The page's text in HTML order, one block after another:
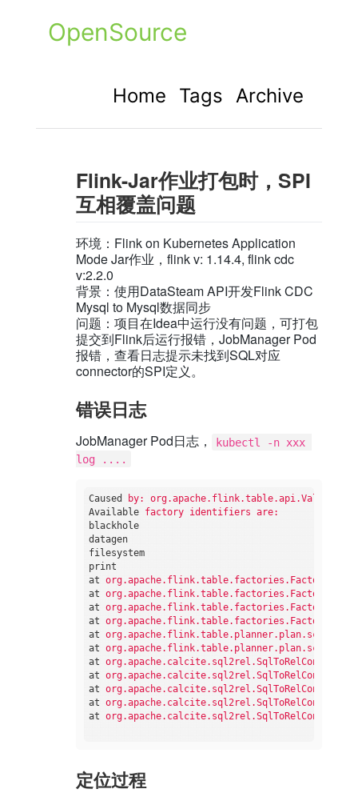
OpenSource
Home Tags Archive
Flink-Jar作业打包时，SPI
互相覆盖问题
环境：Flink on Kubernetes Application
Mode Jar作业，flink v: 1.14.4, flink cdc
v:2.2.0
背景：使用DataSteam API开发Flink CDC
Mysql to Mysql数据同步
问题：项目在Idea中运行没有问题，可打包
提交到Flink后运行报错，JobManager Pod
报错，查看日志提示未找到SQL对应
connector的SPI定义。
错误日志
JobManager Pod日志，
kubectl -n xxx
log ....
Caused
by:
Available factory identifiers are:
blackhole
datagen
filesystem
print
at
at
at
at
at
at
at
at
at
at
at
定位过程